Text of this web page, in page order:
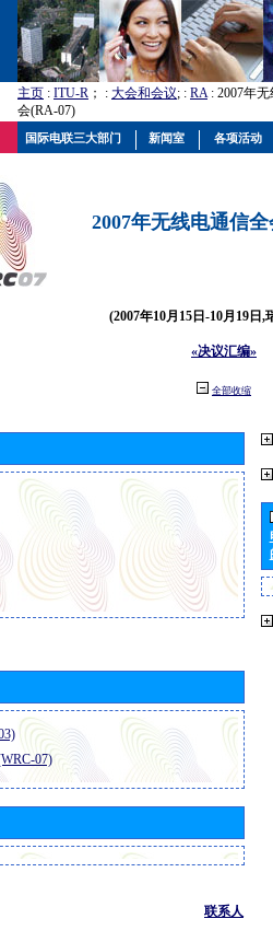
主页 : ITU-R ； : 大会和会议; : RA: 2007年
会(RA-07)
2007年无线电通信
(2007年10月15日-10月19日,
«决议汇编»
全部收缩
07)
联系人
国际电联三大部门 新闻室 各项活动